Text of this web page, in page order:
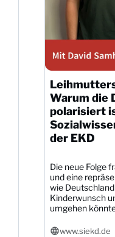
Warum die
polarisiert
der EKD
Die neue Folge
und eine
wie
Kinderwunsch
umgehen
www.siekd.de